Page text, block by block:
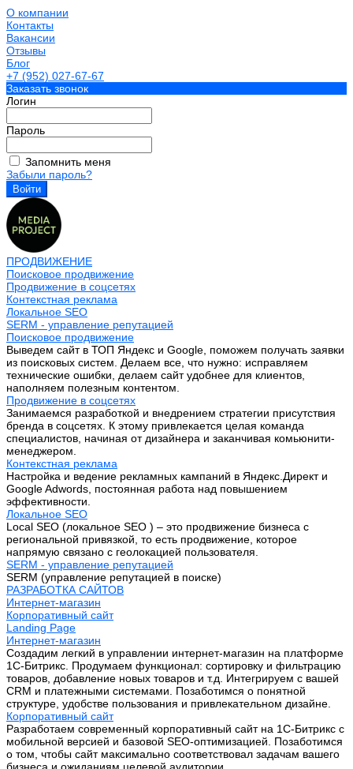
О компании
Контакты
Вакансии
Отзывы
Блог
+7 (952) 027-67-67
Заказать звонок
Логин
Пароль
Запомнить меня
Забыли пароль?
ПРОДВИЖЕНИЕ
Поисковое продвижение
Продвижение в соцсетях
Контекстная реклама
Локальное SEO
SERM - управление репутацией
Поисковое продвижение
Выведем сайт в ТОП Яндекс и Google, поможем получать заявки
из поисковых систем. Делаем все, что нужно: исправляем
технические ошибки, делаем сайт удобнее для клиентов,
наполняем полезным контентом.
Продвижение в соцсетях
Занимаемся разработкой и внедрением стратегии присутствия
бренда в соцсетях. К этому привлекается целая команда
специалистов, начиная от дизайнера и заканчивая комьюнити-
менеджером.
Контекстная реклама
Настройка и ведение рекламных кампаний в Яндекс.Директ и
Google Adwords, постоянная работа над повышением
эффективности.
Локальное SEO
Local SEO (локальное SEO ) – это продвижение бизнеса с
региональной привязкой, то есть продвижение, которое
напрямую связано с геолокацией пользователя.
SERM - управление репутацией
SERM (управление репутацией в поиске)
РАЗРАБОТКА САЙТОВ
Интернет-магазин
Корпоративный сайт
Landing Page
Интернет-магазин
Создадим легкий в управлении интернет-магазин на платформе
1С-Битрикс. Продумаем функционал: сортировку и фильтрацию
товаров, добавление новых товаров и т.д. Интегрируем с вашей
CRM и платежными системами. Позаботимся о понятной
структуре, удобстве пользования и привлекательном дизайне.
Корпоративный сайт
Разработаем современный корпоративный сайт на 1С-Битрикс с
мобильной версией и базовой SEO-оптимизацией. Позаботимся
о том, чтобы сайт максимально соответствовал задачам вашего